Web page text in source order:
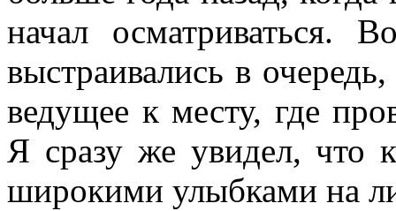
начал осматриваться.
выстраивались в
ведущее к месту, где
Я сразу же увидел, что
широкими улыбками на